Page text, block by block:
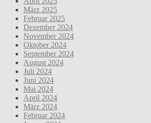
März 2025
Februar 2025
Dezember 2024
November 2024
Oktober 2024
September 2024
August 2024
Juli 2024
Juni 2024
Mai 2024
April 2024
März 2024
Februar 2024